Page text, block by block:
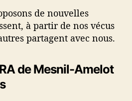
de nouvelles
à partir de nos vécus
partagent avec nous.
de Mesnil-Amelot